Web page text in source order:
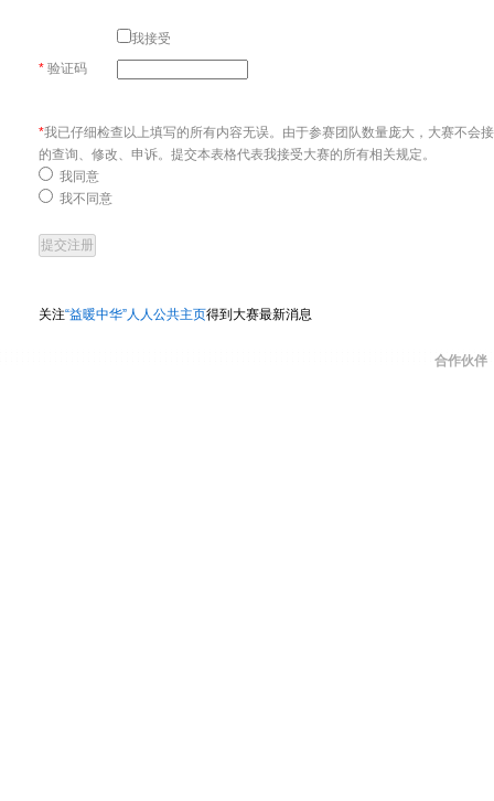
评选、优化、引导和资助，共同实现创意改善社会，公益温
除上下文另有所指，在本参赛条款中，下列用语具有以下涵
“谷歌（Google）” 指谷歌（中国）信息技术有限公司;
“大赛评委” 指由谷歌自行选择的，在大赛各个阶段评选
我接受
*验证码
*我已仔细检查以上填写的所有内容无误。由于参赛团队数量庞大，大赛不会
的查询、修改、申诉。提交本表格代表我接受大赛的所有相关规定。
我同意
我不同意
关注“益暖中华”人人公共主页得到大赛最新消息
合作伙伴